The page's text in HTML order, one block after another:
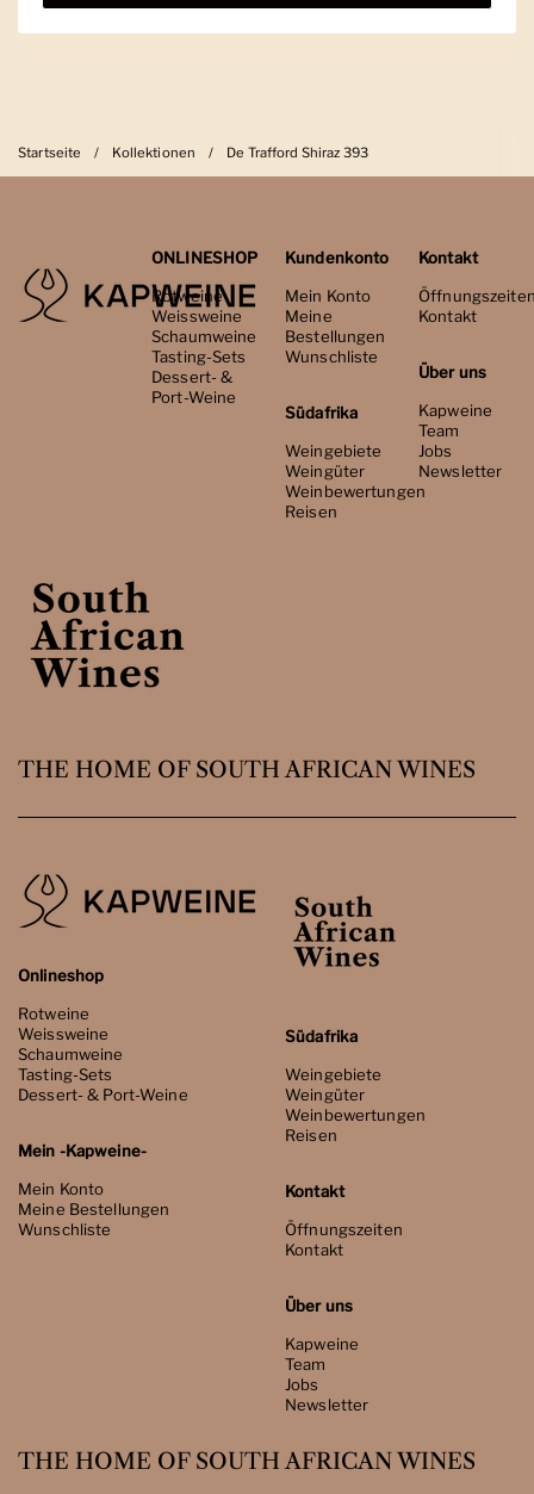
Startseite / Kollektionen / De Trafford Shiraz 393
ONLINESHOP
Rotweine
Weissweine
Schaumweine
Tasting-Sets
Dessert- &
Port-Weine
Kundenkonto
Mein Konto
Meine
Bestellungen
Wunschliste
Südafrika
Weingebiete
Weingüter
Weinbewertungen
Reisen
Kontakt
Kontakt
Über uns
Kapweine
Team
Jobs
Newsletter
THE HOME OF SOUTH AFRICAN WINES
Onlineshop
Rotweine
Weissweine
Schaumweine
Tasting-Sets
Dessert- & Port-Weine
Mein -Kapweine-
Mein Konto
Meine Bestellungen
Wunschliste
Südafrika
Weingebiete
Weingüter
Weinbewertungen
Reisen
Kontakt
Öffnungszeiten
Kontakt
Über uns
Kapweine
Team
Jobs
Newsletter
THE HOME OF SOUTH AFRICAN WINES